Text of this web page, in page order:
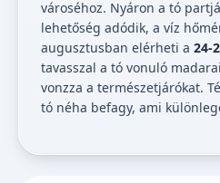
városéhoz. Nyáron a tó
lehetőség adódik, a víz
augusztusban elérheti a 24-
tavasszal a tó vonuló
vonzza a természetjárókat.
tó néha befagy, ami